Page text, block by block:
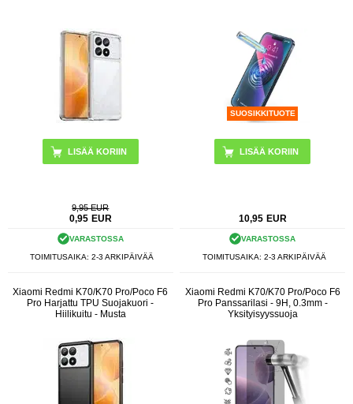
LISÄÄ KORIIN
9,95 EUR
0,95 EUR
VARASTOSSA
TOIMITUSAIKA: 2-3 ARKIPÄIVÄÄ
SUOSIKKITUOTE
10,95 EUR
VARASTOSSA
TOIMITUSAIKA: 2-3 ARKIPÄIVÄÄ
Xiaomi Redmi K70/K70 Pro/Poco F6
Pro Harjattu TPU Suojakuori -
Hiilikuitu - Musta
Xiaomi Redmi K70/K70 Pro/Poco F6
Pro Panssarilasi - 9H, 0.3mm -
Yksityisyyssuoja